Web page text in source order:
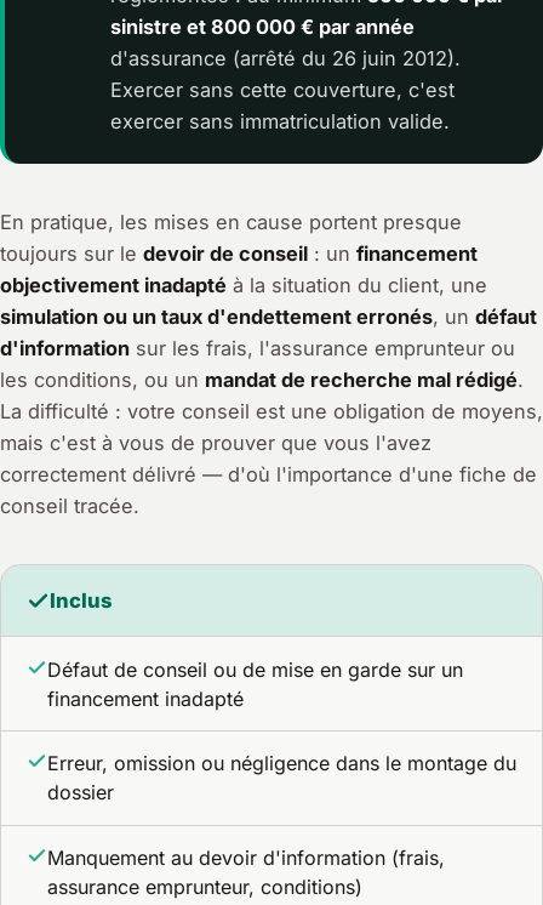
sinistre et 800 000 € par année
d'assurance (arrêté du 26 juin 2012).
Exercer sans cette couverture, c'est
exercer sans immatriculation valide.
En pratique, les mises en cause portent presque
toujours sur le devoir de conseil : un financement
objectivement inadapté à la situation du client, une
simulation ou un taux d'endettement erronés, un défaut
d'information sur les frais, l'assurance emprunteur ou
les conditions, ou un mandat de recherche mal rédigé.
La difficulté : votre conseil est une obligation de moyens,
mais c'est à vous de prouver que vous l'avez
correctement délivré — d'où l'importance d'une fiche de
conseil tracée.
Inclus
Défaut de conseil ou de mise en garde sur un
financement inadapté
Erreur, omission ou négligence dans le montage du
dossier
Manquement au devoir d'information (frais,
assurance emprunteur, conditions)